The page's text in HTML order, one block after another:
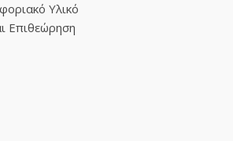
Υλικό
Επιθεώρηση